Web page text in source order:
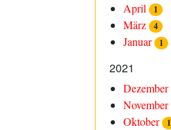
April 1
März 4
Januar 1
2021
Dezember
November
Oktober 1